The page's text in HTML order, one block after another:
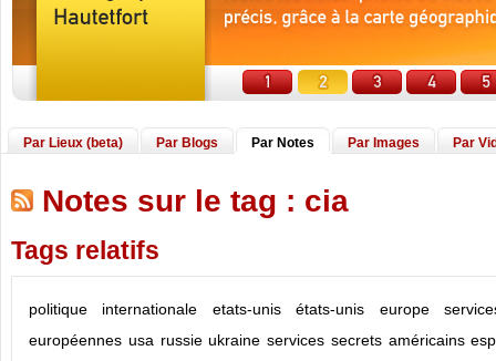
Par Lieux (beta) Par Blogs Par Notes Par Images Par
Notes sur le tag : cia
Tags relatifs
politique internationale etats-unis états-unis europe
européennes usa russie ukraine services secrets américains